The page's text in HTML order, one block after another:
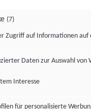
(7)
Zugriff auf Informationen auf
Daten zur Auswahl von
Interesse
für personalisierte